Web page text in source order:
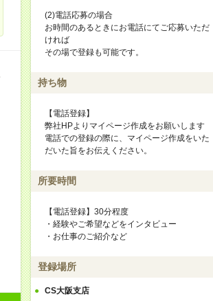
(2)電話応募の場合
お時間のあるときにお電話にてご応募いただ
ければ
その場で登録も可能です。
持ち物
【電話登録】
弊社HPよりマイページ作成をお願いします
電話での登録の際に、マイページ作成をいた
だいた旨をお伝えください。
所要時間
【電話登録】30分程度
・経験やご希望などをインタビュー
・お仕事のご紹介など
登録場所
CS大阪支店